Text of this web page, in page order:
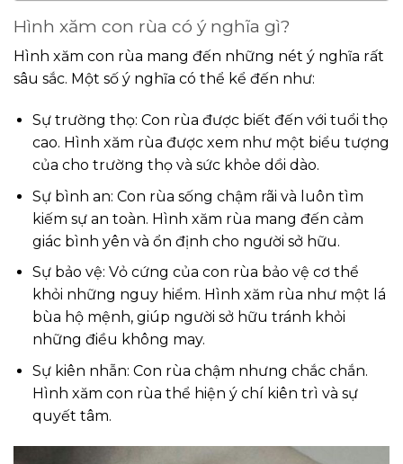
Hình xăm con rùa có ý nghĩa gì?
Hình xăm con rùa mang đến những nét ý nghĩa rất
sâu sắc. Một số ý nghĩa có thể kể đến như:
Sự trường thọ: Con rùa được biết đến với tuổi thọ
cao. Hình xăm rùa được xem như một biểu tượng
của cho trường thọ và sức khỏe dồi dào.
Sự bình an: Con rùa sống chậm rãi và luôn tìm
kiếm sự an toàn. Hình xăm rùa mang đến cảm
giác bình yên và ổn định cho người sở hữu.
Sự bảo vệ: Vỏ cứng của con rùa bảo vệ cơ thể
khỏi những nguy hiểm. Hình xăm rùa như một lá
bùa hộ mệnh, giúp người sở hữu tránh khỏi
những điều không may.
Sự kiên nhẫn: Con rùa chậm nhưng chắc chắn.
Hình xăm con rùa thể hiện ý chí kiên trì và sự
quyết tâm.